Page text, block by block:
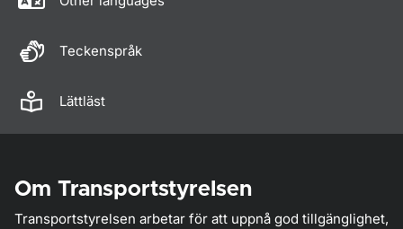
Teckenspråk
Lättläst
Om Transportstyrelsen
Transportstyrelsen arbetar för att uppnå god tillgänglighet,